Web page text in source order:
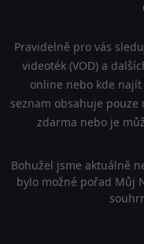
Pravidelně pro vás
videoték (VOD) a
online nebo kde
seznam obsahuje
zdarma nebo je
Bohužel jsme aktuálně
bylo možné pořad Můj